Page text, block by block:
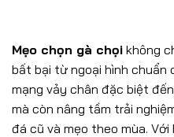
Mẹo chọn gà chọi không
bất bại từ ngoại hình chuẩn
mạng vảy chân đặc biệt
mà còn nâng tầm trải
đá cũ và mẹo theo mùa.